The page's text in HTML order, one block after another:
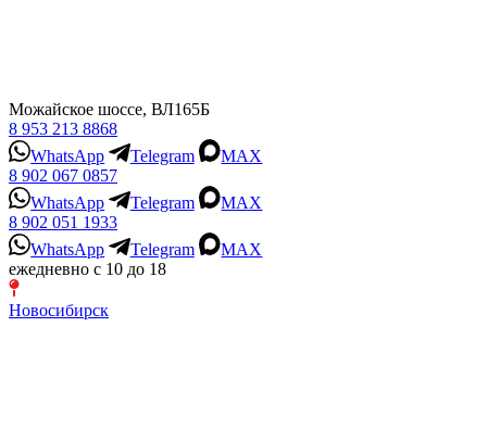
Можайское шоссе, ВЛ165Б
8 953 213 8868
WhatsApp
Telegram
MAX
8 902 067 0857
WhatsApp
Telegram
MAX
8 902 051 1933
WhatsApp
Telegram
MAX
ежедневно с 10 до 18
Новосибирск